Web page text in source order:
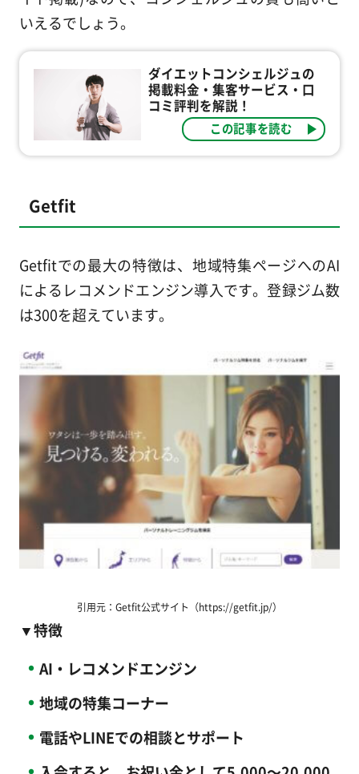
いえるでしょう。
ダイエットコンシェルジュの
掲載料金・集客サービス・口
コミ評判を解説！
この記事を読む
Getfit
Getfitでの最大の特徴は、地域特集ページへのAI
によるレコメンドエンジン導入です。登録ジム数
は300を超えています。
引用元：Getfit公式サイト（https://getfit.jp/）
▼特徴
AI・レコメンドエンジン
地域の特集コーナー
電話やLINEでの相談とサポート